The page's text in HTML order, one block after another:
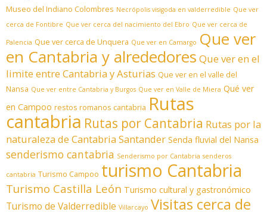
Museo del Indiano Colombres Necrópolis visigoda en valderredible Que ver
cerca de Fontibre Que ver cerca del nacimiento del Ebro Que ver cerca de
Palencia Que ver cerca de Unquera Que ver en Camargo Que ver
en Cantabria y alrededores Que ver en el
limite entre Cantabria y Asturias Que ver en el valle del
Nansa Que ver entre Cantabria y Burgos Que ver en Valle de Miera Qué ver
en Campoo restos romanos cantabria Rutas
cantabria Rutas por Cantabria Rutas por la
naturaleza de CantabriaSantander Senda fluvial del Nansa
senderismo cantabria Senderismo por Cantabria senderos
cantabria Turismo Campoo turismo Cantabria
Turismo Castilla León Turismo cultural y gastronómico
Turismo de Valderredible Villarcayo Visitas cerca de